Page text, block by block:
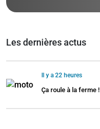
Les dernières actus
Il y a 22 heures
Ça roule à la ferme !